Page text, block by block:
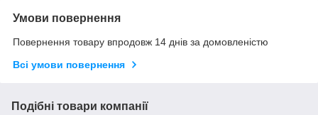
Умови повернення
Повернення товару впродовж 14 днів за домовленістю
Всі умови повернення
Подібні товари компанії